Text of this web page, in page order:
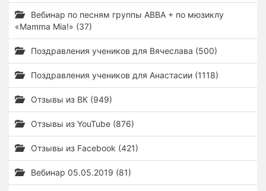
Вебинар по песням группы ABBA + по мюзиклу
«Mamma Mia!» (37)
Поздравления учеников для Вячеслава (500)
Поздравления учеников для Анастасии (1118)
Отзывы из ВК (949)
Отзывы из YouTube (876)
Отзывы из Facebook (421)
Вебинар 05.05.2019 (81)